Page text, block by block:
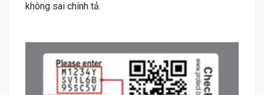
không sai chính tả.